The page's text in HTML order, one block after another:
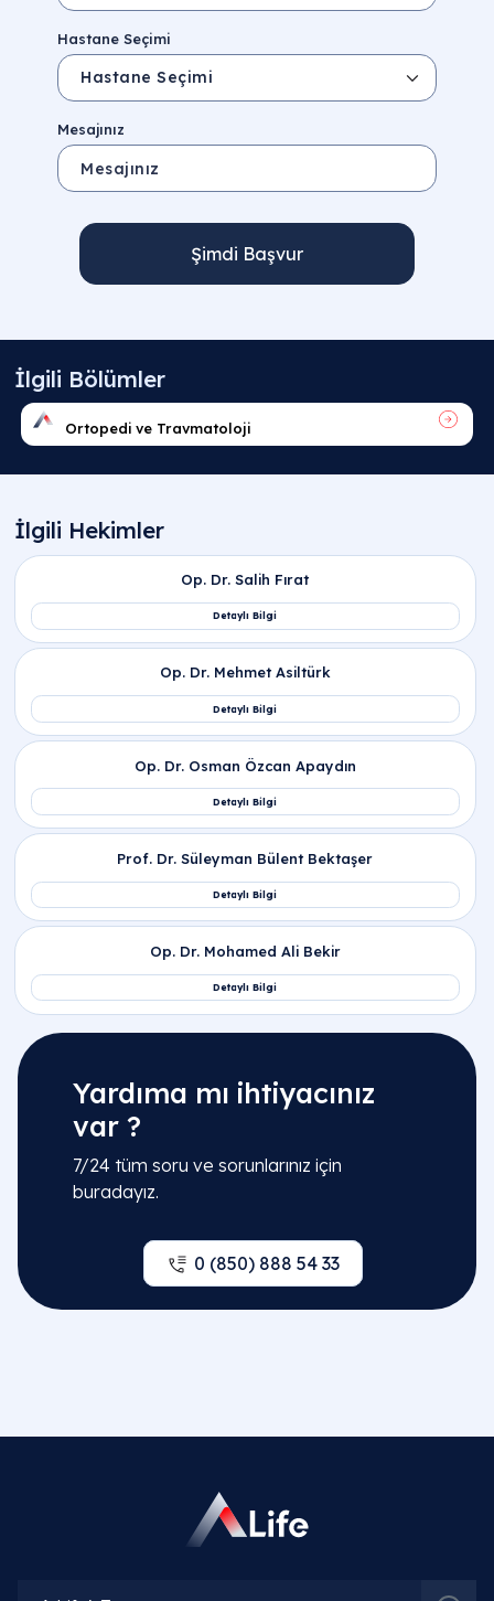
Hastane Seçimi
Mesajınız
Şimdi Başvur
İlgili Bölümler
Ortopedi ve Travmatoloji
Yardıma mı ihtiyacınız
var ?
7/24 tüm soru ve sorunlarınız için
buradayız.
0 (850) 888 54 33